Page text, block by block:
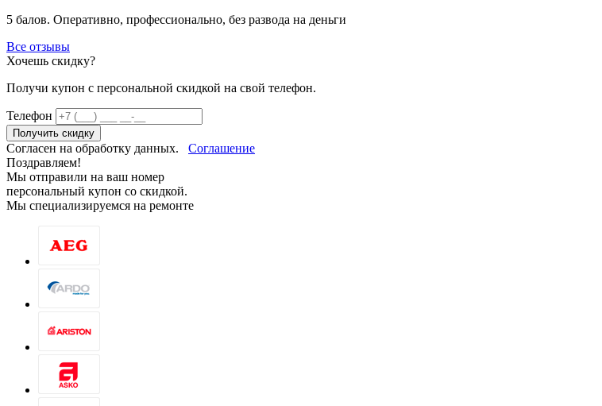
5 балов. Оперативно, профессионально, без развода на деньги
Все отзывы
Хочешь скидку?
Получи купон c персональной скидкой на свой телефон.
Телефон
Получить скидку
Согласен на обработку данных. Соглашение
Поздравляем!
Мы отправили на ваш номер
персональный купон со скидкой.
Мы специализируемся на ремонте